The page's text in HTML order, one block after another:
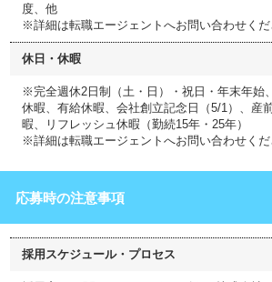
度、他
※詳細は転職エージェントへお問い合わせくだ
休日・休暇
※完全週休2日制（土・日）・祝日・年末年始
休暇、有給休暇、会社創立記念日（5/1）、産
暇、リフレッシュ休暇（勤続15年・25年）
※詳細は転職エージェントへお問い合わせくだ
応募時の注意事項
採用スケジュール・プロセス